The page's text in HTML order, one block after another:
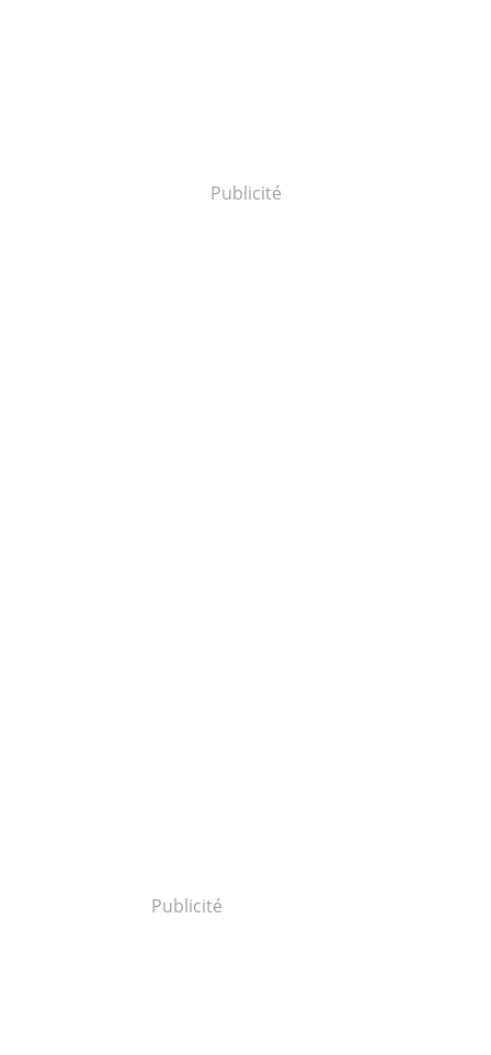
Publicité
Publicité